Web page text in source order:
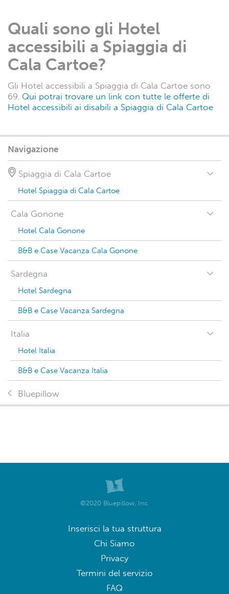
Quali sono gli Hotel
accessibili a Spiaggia di
Cala Cartoe?
Gli Hotel accessibili a Spiaggia di Cala Cartoe sono
69. Qui potrai trovare un link con tutte le offerte di
Hotel accessibili ai disabili a Spiaggia di Cala Cartoe
Navigazione
Spiaggia di Cala Cartoe
Hotel Spiaggia di Cala Cartoe
Cala Gonone
Hotel Cala Gonone
B&B e Case Vacanza Cala Gonone
Sardegna
Hotel Sardegna
B&B e Case Vacanza Sardegna
Italia
Hotel Italia
B&B e Case Vacanza Italia
Bluepillow
©2020 Bluepillow, Inc.
Inserisci la tua struttura
Chi Siamo
Privacy
Termini del servizio
FAQ